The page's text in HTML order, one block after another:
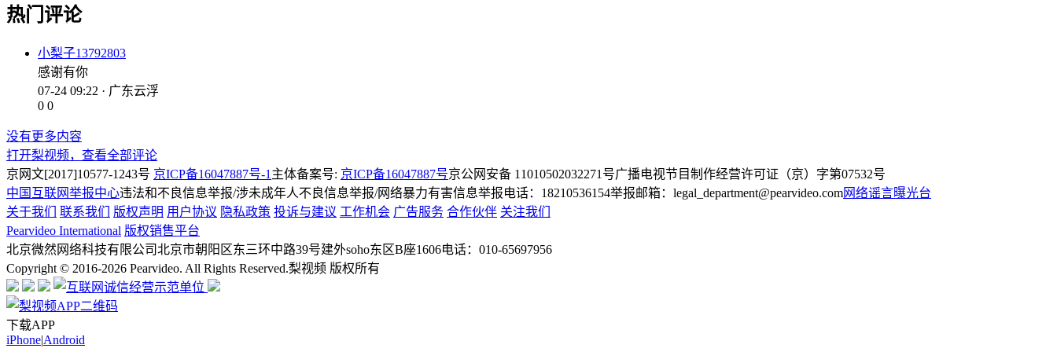
热门评论
小梨子13792803
感谢有你
07-24 09:22 · 广东云浮
0 0
没有更多内容
打开梨视频，查看全部评论
京网文[2017]10577-1243号 京ICP备16047887号-1 主体备案号: 京ICP备16047887号京公网安备 11010502032271号广播电视节目制作经营许可证（京）字第07532号
中国互联网举报中心违法和不良信息举报/涉未成年人不良信息举报/网络暴力有害信息举报电话：18210536154举报邮箱：legal_department@pearvideo.com网络谣言曝光台
关于我们
联系我们 版权声明 用户协议 隐私政策 投诉与建议 工作机会 广告服务 合作伙伴 关注我们
Pearvideo International 版权销售平台
北京微然网络科技有限公司北京市朝阳区东三环中路39号建外soho东区B座1606电话：010-65697956
Copyright © 2016-2026 Pearvideo. All Rights Reserved.梨视频 版权所有
下载APP
iPhone|Android